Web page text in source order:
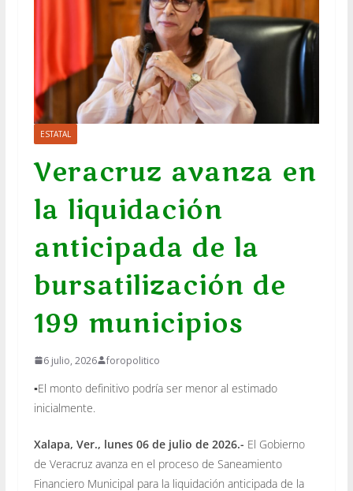
ESTATAL
Veracruz avanza en
la liquidación
anticipada de la
bursatilización de
199 municipios
6 julio, 2026 foropolitico
▪️El monto definitivo podría ser menor al estimado
inicialmente.
Xalapa, Ver., lunes 06 de julio de 2026.- El Gobierno
de Veracruz avanza en el proceso de Saneamiento
Financiero Municipal para la liquidación anticipada de la